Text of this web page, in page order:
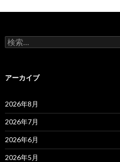
検
索:
アーカイブ
2026年8月
2026年7月
2026年6月
2026年5月